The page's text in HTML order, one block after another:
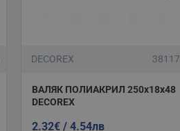
DECOREX 38117
ВАЛЯК ПОЛИАКРИЛ 250х18х48
DECOREX
2.32€ / 4.54лв